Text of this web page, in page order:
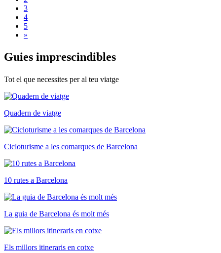
3
4
5
»
Guies imprescindibles
Tot el que necessites per al teu viatge
Quadern de viatge
Cicloturisme a les comarques de Barcelona
10 rutes a Barcelona
La guia de Barcelona és molt més
Els millors itineraris en cotxe